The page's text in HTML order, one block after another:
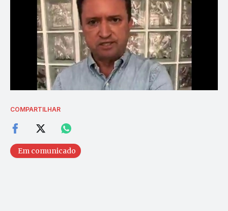
COMPARTILHAR
Em comunicado